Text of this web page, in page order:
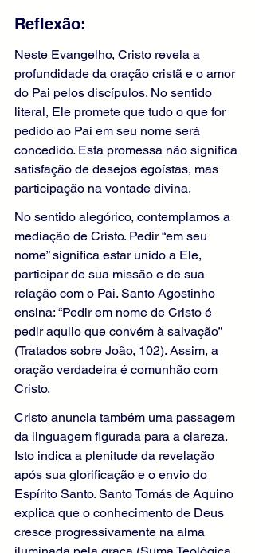
Reflexão:
Neste Evangelho, Cristo revela a
profundidade da oração cristã e o amor
do Pai pelos discípulos. No sentido
literal, Ele promete que tudo o que for
pedido ao Pai em seu nome será
concedido. Esta promessa não significa
satisfação de desejos egoístas, mas
participação na vontade divina.
No sentido alegórico, contemplamos a
mediação de Cristo. Pedir “em seu
nome” significa estar unido a Ele,
participar de sua missão e de sua
relação com o Pai. Santo Agostinho
ensina: “Pedir em nome de Cristo é
pedir aquilo que convém à salvação”
(Tratados sobre João, 102). Assim, a
oração verdadeira é comunhão com
Cristo.
Cristo anuncia também uma passagem
da linguagem figurada para a clareza.
Isto indica a plenitude da revelação
após sua glorificação e o envio do
Espírito Santo. Santo Tomás de Aquino
explica que o conhecimento de Deus
cresce progressivamente na alma